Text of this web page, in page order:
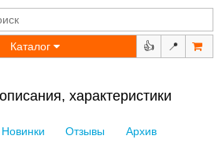
Каталог 👍 📍
характеристики
Новинки Отзывы
Архив